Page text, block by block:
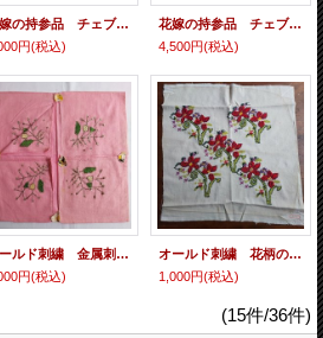
花嫁の持参品 チェブレ コットン糸の手刺繍 ブルサ 36×36cm
円(税込)
花嫁の持参品 チェブレ 金属糸とコットン糸の手刺繍 ブルサのエシケル 35×35cm
4,500円(税込)
オールド刺繍 金属刺繍 極細テルクルマ チェブレ ブルサ 38×35cm
円(税込)
オールド刺繍 花柄のクッションカバー 45×45cm
1,000円(税込)
(15件/36件)